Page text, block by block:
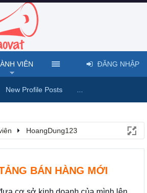
HoangDung123
BÁN HÀNG MỚI
VIÊN
New Profile Posts
ĐĂNG NHẬP